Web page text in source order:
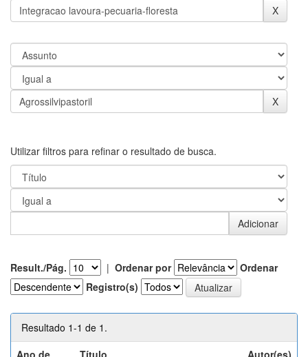
Utilizar filtros para refinar o resultado de busca.
Result./Pág. | Ordenar por
Ordenar
Registro(s)
Resultado 1-1 de 1.
Ano de
Título Autor(es)